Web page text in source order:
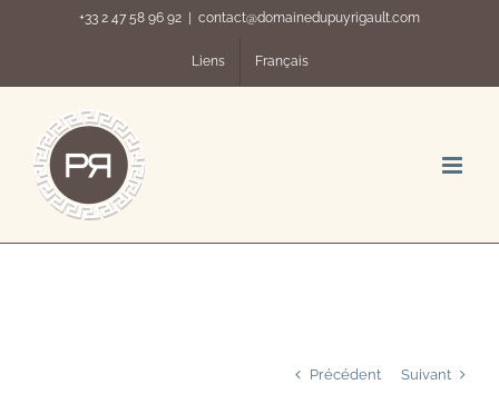
+33 2 47 58 96 92 contact@domainedupuyrigault.com
Liens Français
Précédent Suivant